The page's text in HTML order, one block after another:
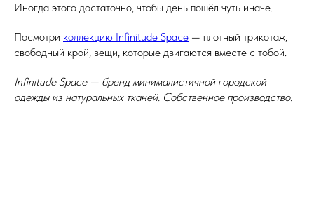
Иногда этого достаточно, чтобы день пошёл чуть иначе.
Посмотри коллекцию Infinitude Space — плотный трикотаж,
свободный крой, вещи, которые двигаются вместе с тобой.
Infinitude Space — бренд минималистичной городской
одежды из натуральных тканей. Собственное производство.